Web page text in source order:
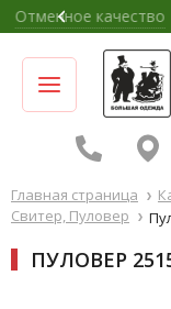
Главная страница
Свитер, Пуловер
ПУЛОВЕР